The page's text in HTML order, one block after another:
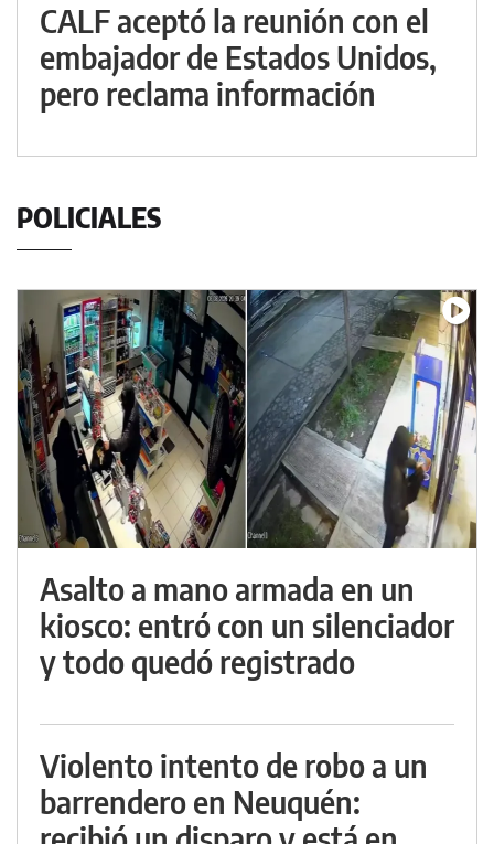
CALF aceptó la reunión con el
embajador de Estados Unidos,
pero reclama información
POLICIALES
Asalto a mano armada en un
kiosco: entró con un silenciador
y todo quedó registrado
Violento intento de robo a un
barrendero en Neuquén: